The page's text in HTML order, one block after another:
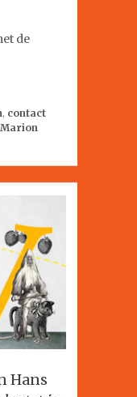
de
, contact
Marion
Hans